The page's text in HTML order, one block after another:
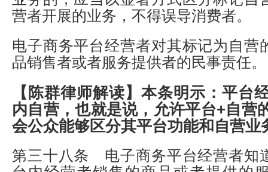
营者开展的业务，不得误导消费者。
电子商务平台经营者对其标记为自营
品销售者或者服务提供者的民事责任。
【陈群律师解读】 本条明示：平台
内自营，也就是说，允许平台+自营
会公众能够区分其平台功能和自营业
第三十八条 电子商务平台经营者知